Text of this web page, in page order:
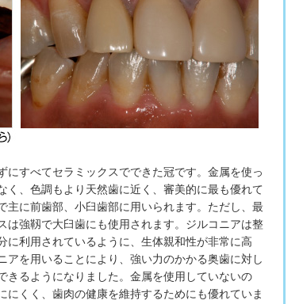
にすべてセラミックスでできた冠です。金属を使っ
く、色調もより天然歯に近く、審美的に最も優れて
主に前歯部、小臼歯部に用いられます。ただし、最
は強靱で大臼歯にも使用されます。ジルコニアは整
利用されているように、生体親和性が非常に高
アを用いることにより、強い力のかかる奥歯に対し
きるようになりました。金属を使用していないの
くく、歯肉の健康を維持するためにも優れていま